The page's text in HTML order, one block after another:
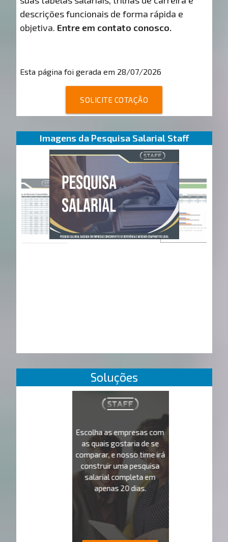
descrições funcionais de forma rápida e
objetiva. Entre em contato conosco.
Esta página foi gerada em 28/07/2026
SOLICITE COTAÇÃO
Imagens da Pesquisa Salarial Staff
Soluções
Escolha as empresas com
as quais gostaria de se
comparar, e nosso time irá
construir uma pesquisa
salarial completa em
apenas 20 dias.